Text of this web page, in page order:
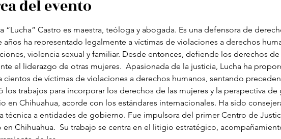
del evento
“Lucha” Castro es maestra, teóloga y abogada. Es una defensora de
años ha representado legalmente a víctimas de violaciones a derechos
violencia sexual y familiar. Desde entonces, defiende los derechos
el liderazgo de otras mujeres.  Apasionada de la justicia, Lucha ha
cientos de víctimas de violaciones a derechos humanos, sentando
los trabajos para incorporar los derechos de las mujeres y la perspectiva de
en Chihuahua, acorde con los estándares internacionales. Ha sido
técnica a entidades de gobierno. Fue impulsora del primer Centro de
en Chihuahua.  Su trabajo se centra en el litigio estratégico,